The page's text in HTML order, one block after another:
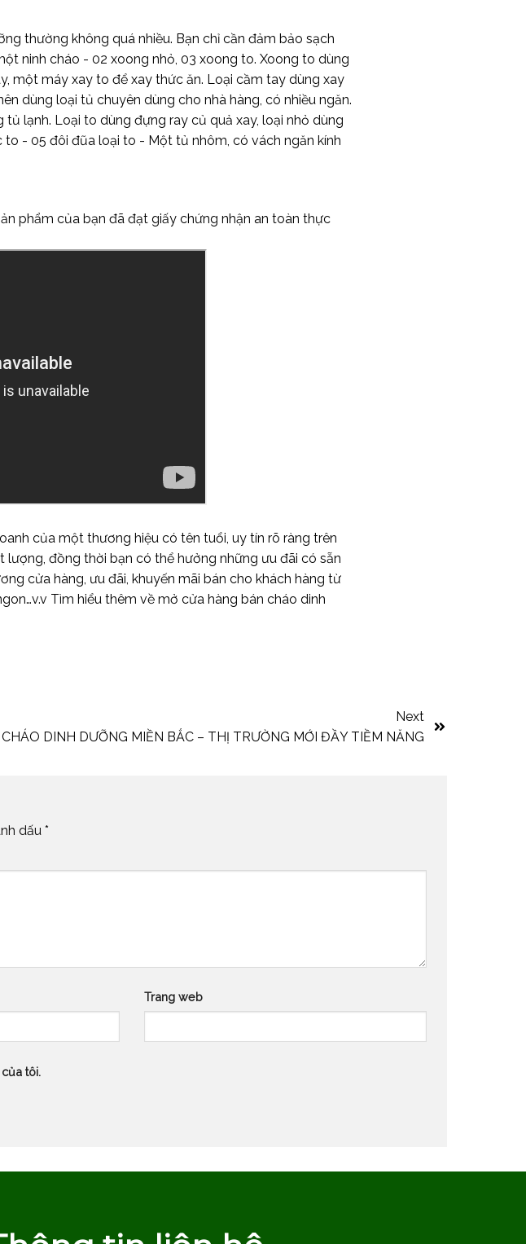
thường không quá nhiều. Bạn chỉ cần đảm bảo sạch
ninh cháo - 02 xoong nhỏ, 03 xoong to. Xoong to dùng
một máy xay to để xay thức ăn. Loại cầm tay dùng xay
dùng loại tủ chuyên dùng cho nhà hàng, có nhiều ngăn.
lạnh. Loại to dùng đựng ray củ quả xay, loại nhỏ dùng
to - 05 đôi đũa loại to - Một tủ nhôm, có vách ngăn kính
phẩm của bạn đã đạt giấy chứng nhận an toàn thực
của một thương hiệu có tên tuổi, uy tín rõ ràng trên
đồng thời bạn có thể hưởng những ưu đãi có sẵn
cửa hàng, ưu đãi, khuyến mãi bán cho khách hàng từ
Tìm hiểu thêm về mở cửa hàng bán cháo dinh
Next
CHÁO DINH DƯỠNG MIỀN BẮC – THỊ TRƯỜNG MỚI ĐẦY TIỀM NĂNG
dấu *
Trang web
tôi.